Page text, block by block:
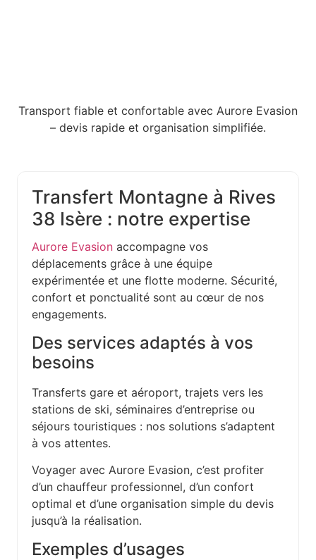
Transport fiable et confortable avec Aurore Evasion
– devis rapide et organisation simplifiée.
Transfert Montagne à Rives
38 Isère : notre expertise
Aurore Evasion accompagne vos
déplacements grâce à une équipe
expérimentée et une flotte moderne. Sécurité,
confort et ponctualité sont au cœur de nos
engagements.
Des services adaptés à vos
besoins
Transferts gare et aéroport, trajets vers les
stations de ski, séminaires d’entreprise ou
séjours touristiques : nos solutions s’adaptent
à vos attentes.
Voyager avec Aurore Evasion, c’est profiter
d’un chauffeur professionnel, d’un confort
optimal et d’une organisation simple du devis
jusqu’à la réalisation.
Exemples d’usages